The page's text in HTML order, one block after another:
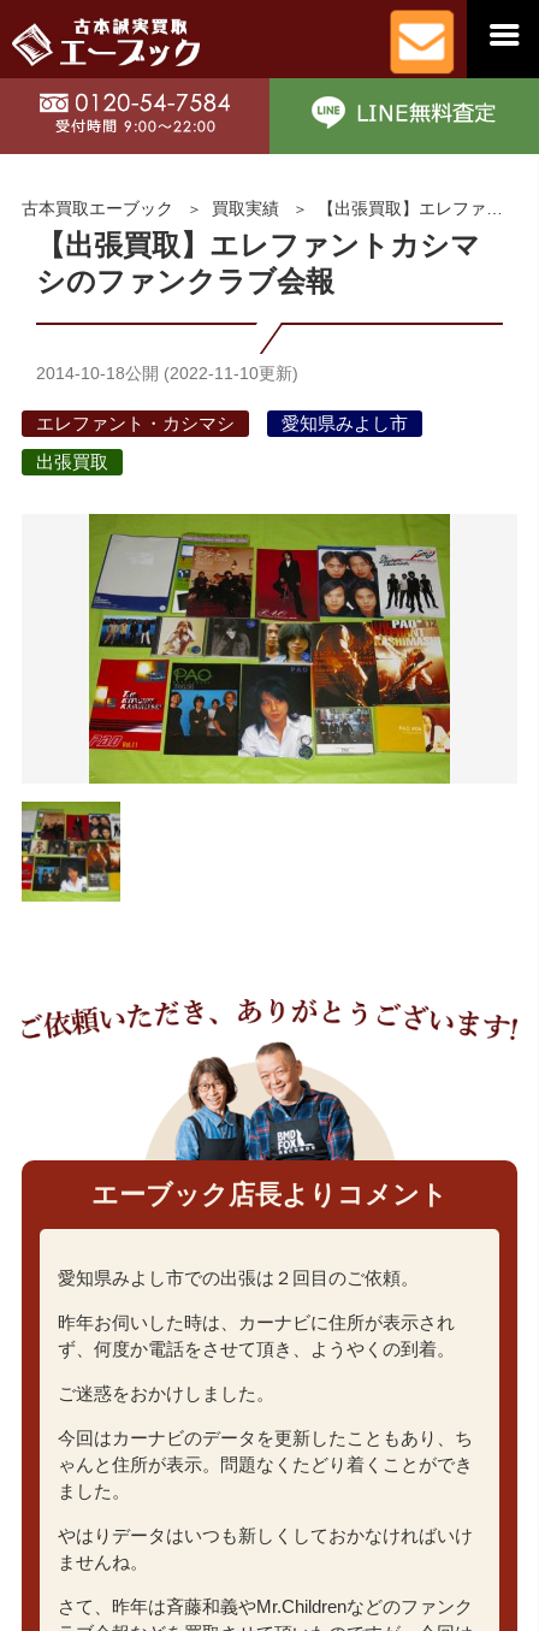
古本買取エーブック 買取実績 【出張買取】エレファントカシマシのファンクラブ会報
【出張買取】エレファントカシマ
シのファンクラブ会報
2014-10-18公開 (2022-11-10更新)
エレファント・カシマシ
愛知県みよし市
出張買取
エーブック店長よりコメント
愛知県みよし市での出張は２回目のご依頼。
昨年お伺いした時は、カーナビに住所が表示され
ず、何度か電話をさせて頂き、ようやくの到着。
ご迷惑をおかけしました。
今回はカーナビのデータを更新したこともあり、ち
ゃんと住所が表示。問題なくたどり着くことができ
ました。
やはりデータはいつも新しくしておかなければいけ
ませんね。
さて、昨年は斉藤和義やMr.Childrenなどのファンク